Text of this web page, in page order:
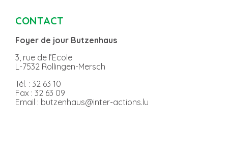
CONTACT
Foyer de jour Butzenhaus
3, rue de l’Ecole
L-7532 Rollingen-Mersch
Tél. : 32 63 10
Fax : 32 63 09
Email : butzenhaus@inter-actions.lu